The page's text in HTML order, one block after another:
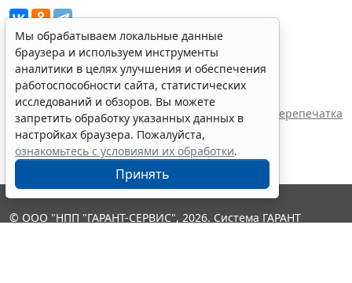
Показать все материалы
Источник:
Центральный Банк Российской Федерации
Перепечатка
Мы обрабатываем локальные данные
браузера и используем инструменты
аналитики в целях улучшения и обеспечения
работоспособности сайта, статистических
исследований и обзоров. Вы можете
запретить обработку указанных данных в
настройках браузера. Пожалуйста,
ознакомьтесь с условиями их обработки.
Принять
© ООО "НПП "ГАРАНТ-СЕРВИС", 2026. Система ГАРАНТ